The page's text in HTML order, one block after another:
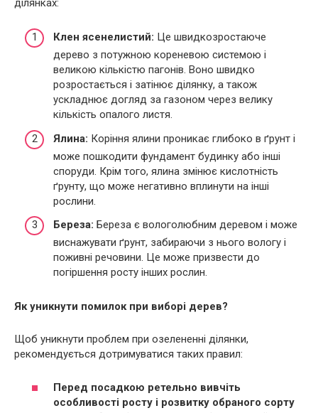
ділянках:
Клен ясенелистий: Це швидкозростаюче
дерево з потужною кореневою системою і
великою кількістю пагонів. Воно швидко
розростається і затінює ділянку, а також
ускладнює догляд за газоном через велику
кількість опалого листя.
Ялина: Коріння ялини проникає глибоко в ґрунт і
може пошкодити фундамент будинку або інші
споруди. Крім того, ялина змінює кислотність
ґрунту, що може негативно вплинути на інші
рослини.
Береза: Береза ​​є вологолюбним деревом і може
виснажувати ґрунт, забираючи з нього вологу і
поживні речовини. Це може призвести до
погіршення росту інших рослин.
Як уникнути помилок при виборі дерев?
Щоб уникнути проблем при озелененні ділянки,
рекомендується дотримуватися таких правил:
Перед посадкою ретельно вивчіть
особливості росту і розвитку обраного сорту